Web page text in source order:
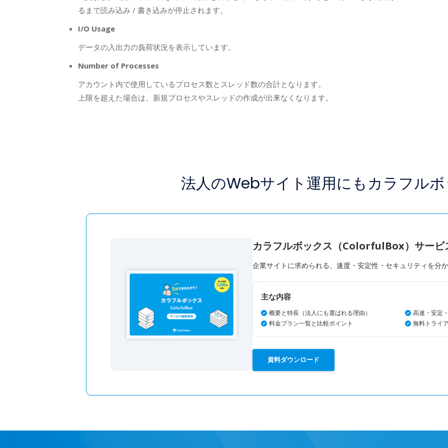
るまで読み込み / 書き込みが停止されます。
I/O Usage
データの入出力の負荷状況を表示しています。
Number of Processes
アカウント内で使用しているプロセス数とスレッド数の合計となります。
上限を超えた場合は、新規プロセスやスレッドの作成が出来なくなります。
法人のWebサイト運用にもカラフル
カラフルボックス（ColorfulBox）サービ
企業サイトに求められる、速度・安定性・セキュリティを分
主な内容
概要と特長（法人にも選ばれる理由）
高速・安定
料金プラン一覧と比較ポイント
無料トライ
資料ダウンロード